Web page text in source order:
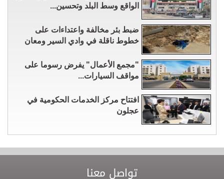
الواقع وسط البلد وتحسين...
ضبط بئر مخالفة واعتداءات على
خطوط ناقلة في وادي السير ومعان
"مجمع الأعمال" يفرض رسوما على
مواقف السيارات...
افتتاح مركز الخدمات الحكومية في
عجلون
تواصل معنا